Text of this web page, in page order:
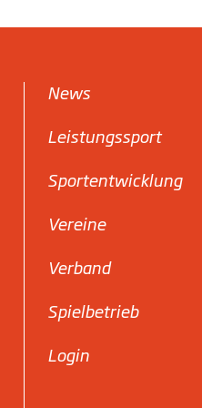
News
Leistungssport
Sportentwicklung
Vereine
Verband
Spielbetrieb
Login